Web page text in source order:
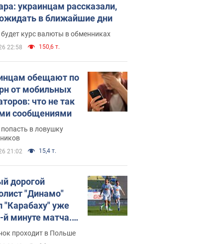
украинцам рассказали,
в ближайшие дни
курс валюты в обменниках
22:58 150,6 т.
обещают по
от мобильных
что не так
сообщениями
попасть в ловушку
21:02 15,4 т.
дорогой
"Динамо"
"Карабаху" уже
й минуте матча.
проходит в Польше